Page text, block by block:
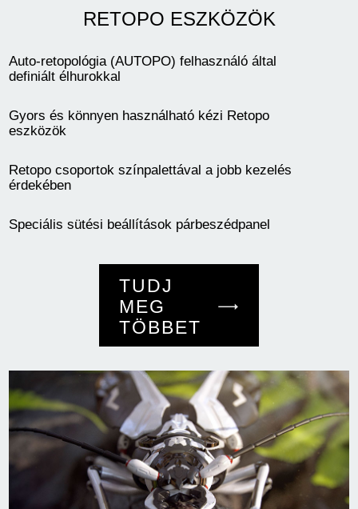
RETOPO ESZKÖZÖK
Auto-retopológia (AUTOPO) felhasználó által
definiált élhurokkal
Gyors és könnyen használható kézi Retopo
eszközök
Retopo csoportok színpalettával a jobb kezelés
érdekében
Speciális sütési beállítások párbeszédpanel
TUDJ
MEG
TÖBBET